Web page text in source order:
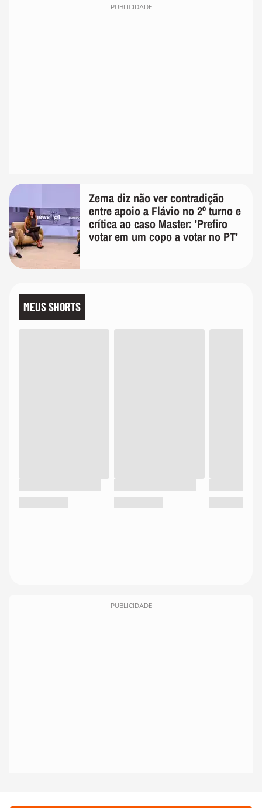
PUBLICIDADE
Zema diz não ver contradição
entre apoio a Flávio no 2º turno e
crítica ao caso Master: 'Prefiro
votar em um copo a votar no PT'
MEUS SHORTS
PUBLICIDADE